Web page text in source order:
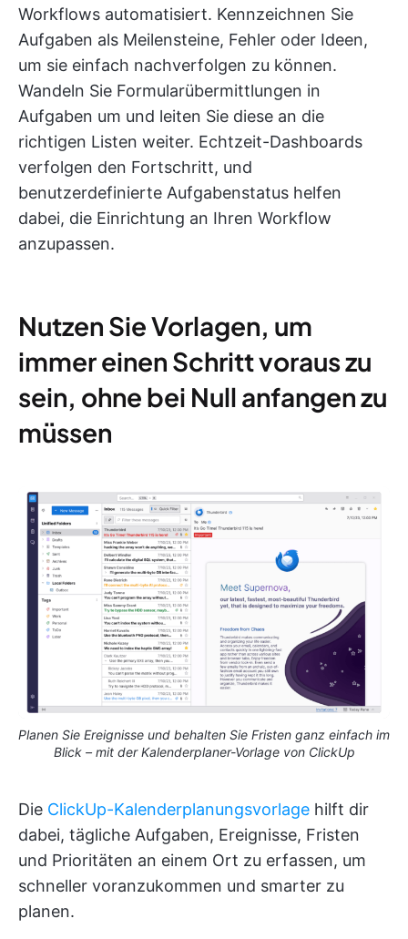
Workflows automatisiert. Kennzeichnen Sie
Aufgaben als Meilensteine, Fehler oder Ideen,
um sie einfach nachverfolgen zu können.
Wandeln Sie Formularübermittlungen in
Aufgaben um und leiten Sie diese an die
richtigen Listen weiter. Echtzeit-Dashboards
verfolgen den Fortschritt, und
benutzerdefinierte Aufgabenstatus helfen
dabei, die Einrichtung an Ihren Workflow
anzupassen.
Nutzen Sie Vorlagen, um
immer einen Schritt voraus zu
sein, ohne bei Null anfangen zu
müssen
Planen Sie Ereignisse und behalten Sie Fristen ganz einfach im
Blick – mit der Kalenderplaner-Vorlage von ClickUp
Die ClickUp-Kalenderplanungsvorlage hilft dir
dabei, tägliche Aufgaben, Ereignisse, Fristen
und Prioritäten an einem Ort zu erfassen, um
schneller voranzukommen und smarter zu
planen.